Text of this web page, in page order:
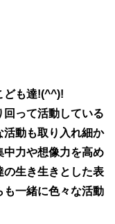
ども達!(^^)!
って活動している
活動も取り入れ細か
中力や想像力を高め
の生き生きとした表
も一緒に色々な活動